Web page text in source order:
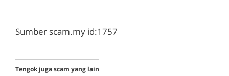
Sumber scam.my id:1757
Tengok juga scam yang lain